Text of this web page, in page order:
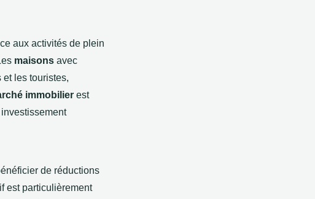
aux activités de plein
maisons avec
les touristes,
immobilier est
de réductions
est particulièrement